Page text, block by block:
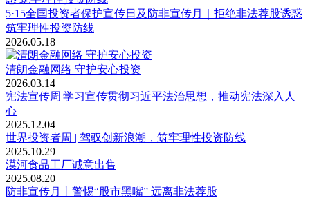
5·15全国投资者保护宣传日及防非宣传月｜拒绝非法荐股诱惑
筑牢理性投资防线
2026.05.18
清朗金融网络 守护安心投资
2026.03.14
宪法宣传周|学习宣传贯彻习近平法治思想，推动宪法深入人
心
2025.12.04
世界投资者周 | 驾驭创新浪潮，筑牢理性投资防线
2025.10.29
漠河食品工厂诚意出售
2025.08.20
防非宣传月丨警惕“股市黑嘴” 远离非法荐股